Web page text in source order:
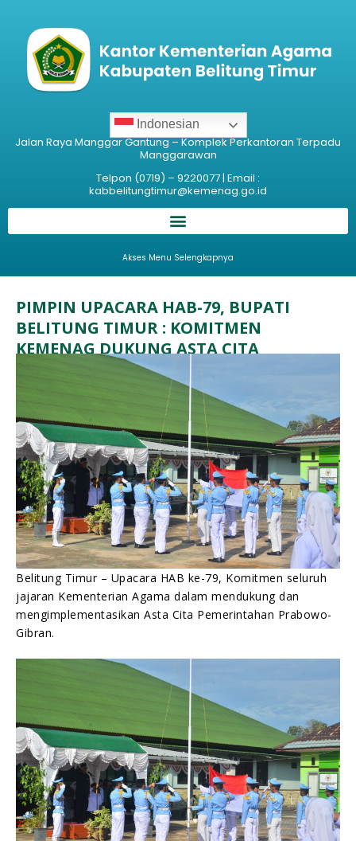
Jalan Raya Manggar Gantung – Komplek Perkantoran Terpadu
Manggarawan
Telpon (0719) – 9220077 | Email :
kabbelitungtimur@kemenag.go.id
Indonesian
Akses Menu Selengkapnya
PIMPIN UPACARA HAB-79, BUPATI
BELITUNG TIMUR : KOMITMEN
KEMENAG DUKUNG ASTA CITA
PEMERINTAHAN PRABOWO-GIBRAN.
Humas Kemenag Beltim 03/01/2025
Belitung Timur – Upacara HAB ke-79, Komitmen seluruh
jajaran Kementerian Agama dalam mendukung dan
mengimplementasikan Asta Cita Pemerintahan Prabowo-
Gibran.